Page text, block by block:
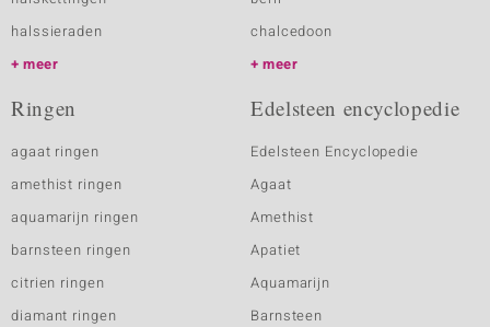
halssieraden
meer
chalcedoon
meer
Ringen
agaat ringen
amethist ringen
aquamarijn ringen
barnsteen ringen
citrien ringen
diamant ringen
Edelsteen encyclopedie
Edelsteen Encyclopedie
Agaat
Amethist
Apatiet
Aquamarijn
Barnsteen